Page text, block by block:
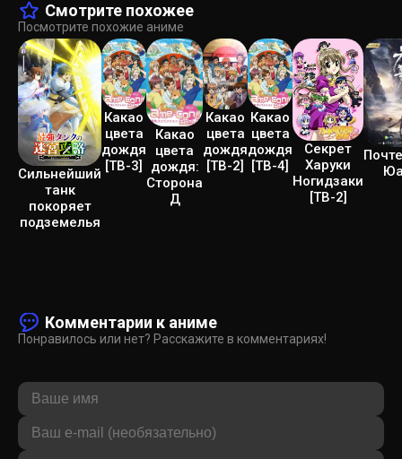
Смотрите похожее
Посмотрите похожие аниме
Сильнейший
танк
покоряет
подземелья
Какао
цвета
дождя
[ТВ-3]
Какао
цвета
дождя:
Сторона
Д
Какао
цвета
дождя
[ТВ-2]
Какао
цвета
дождя
[ТВ-4]
Секрет
Харуки
Ногидзаки
[ТВ-2]
Комментарии к аниме
Понравилось или нет? Расскажите в комментариях!